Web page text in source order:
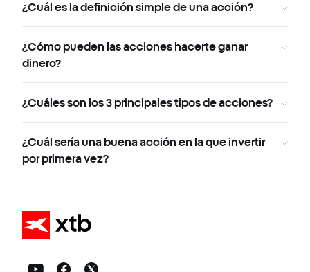
¿Cuál es la definición simple de una acción?
¿Cómo pueden las acciones hacerte ganar
dinero?
¿Cuáles son los 3 principales tipos de acciones?
¿Cuál sería una buena acción en la que invertir
por primera vez?